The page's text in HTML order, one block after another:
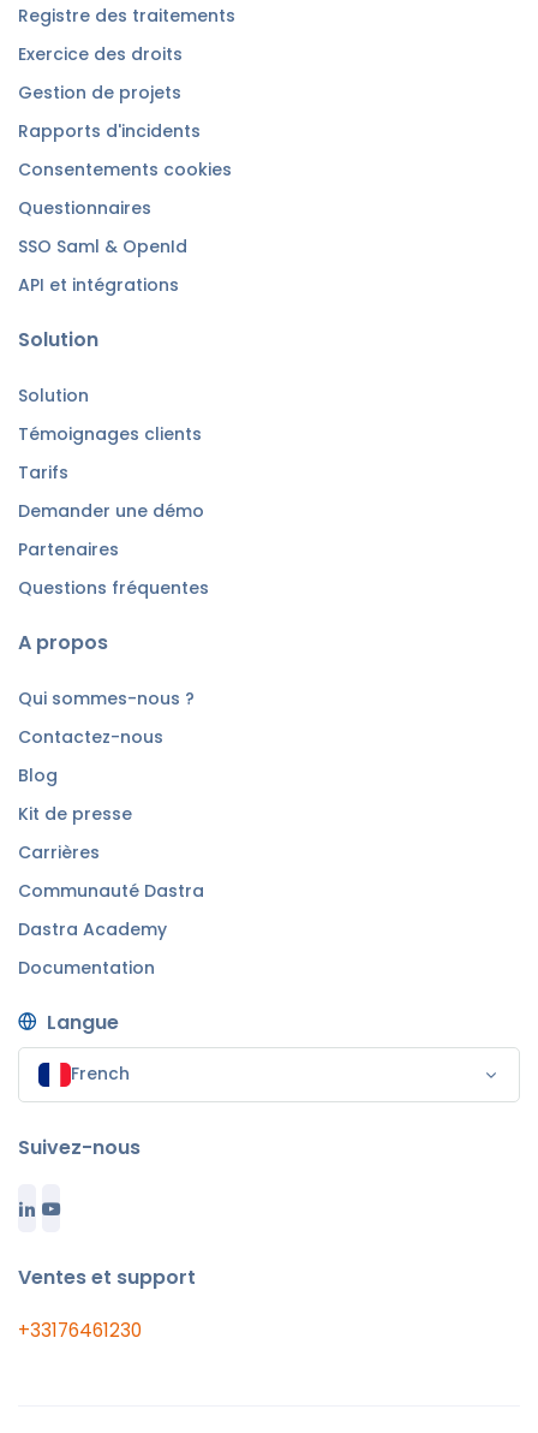
Registre des traitements
Exercice des droits
Gestion de projets
Rapports d'incidents
Consentements cookies
Questionnaires
SSO Saml & OpenId
API et intégrations
Solution
Solution
Témoignages clients
Tarifs
Demander une démo
Partenaires
Questions fréquentes
A propos
Qui sommes-nous ?
Contactez-nous
Blog
Kit de presse
Carrières
Communauté Dastra
Dastra Academy
Documentation
Langue
French
Suivez-nous
Ventes et support
+33176461230